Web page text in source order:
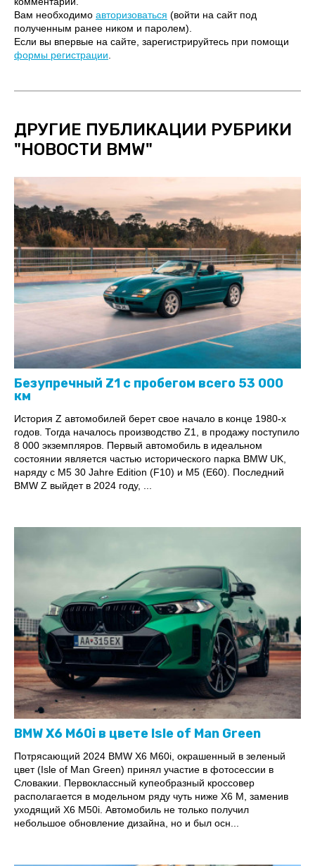
Вам необходимо авторизоваться (войти на сайт под
полученным ранее ником и паролем).
Если вы впервые на сайте, зарегистрируйтесь при помощи
формы регистрации
ДРУГИЕ ПУБЛИКАЦИИ РУБРИКИ
"НОВОСТИ BMW"
Безупречный Z1 с пробегом всего 53 000
км
История Z автомобилей берет свое начало в конце 1980-х
годов. Тогда началось производство Z1, в продажу поступило
8 000 экземпляров. Первый автомобиль в идеальном
состоянии является частью исторического парка BMW UK,
наряду с M5 30 Jahre Edition (F10) и M5 (E60). Последний
BMW Z выйдет в 2024 году, ...
BMW X6 M60i в цвете Isle of Man Green
Потрясающий 2024 BMW X6 M60i, окрашенный в зеленый
цвет (Isle of Man Green) принял участие в фотосессии в
Словакии. Первоклассный купеобразный кроссовер
располагается в модельном ряду чуть ниже X6 M, заменив
уходящий X6 M50i. Автомобиль не только получил
небольшое обновление дизайна, но и был осн...